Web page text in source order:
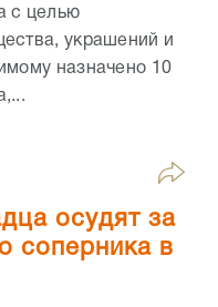
с целью
украшений и
назначено 10
осудят за
соперника в